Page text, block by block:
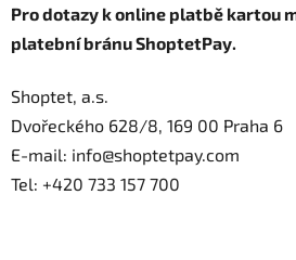
Pro dotazy k online platbě kartou
platební bránu ShoptetPay.
Shoptet, a.s.
Dvořeckého 628/8, 169 00 Praha 6
E-mail: info@shoptetpay.com
Tel: +420 733 157 700